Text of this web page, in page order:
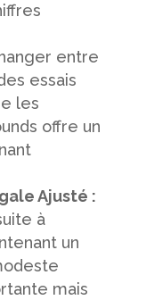
entre
essais
les
offre un
Ajusté :
à
un
mais